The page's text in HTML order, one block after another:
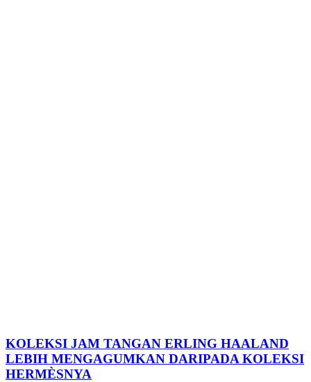
KOLEKSI JAM TANGAN ERLING HAALAND
LEBIH MENGAGUMKAN DARIPADA KOLEKSI
HERMÈSNYA